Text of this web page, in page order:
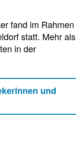
fand im Rahmen
statt. Mehr als
in der
und